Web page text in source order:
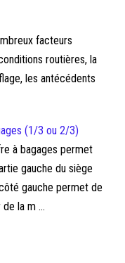
facteurs
routières, la
les antécédents
(1/3 ou 2/3)
à bagages permet
gauche du siège
gauche permet de
la m ...